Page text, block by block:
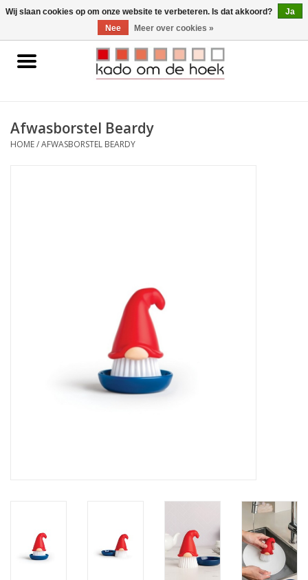
0 Artikelen - €0,00
Home
Gadgets
Afwasborstel Beardy
HOME/AFWASBORSTEL BEARDY
Wij slaan cookies op om onze website te verbeteren. Is dat akkoord?
Ja
Nee
Meer over cookies »